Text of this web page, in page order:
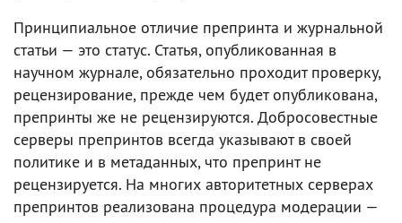
Принципиальное отличие препринта и журнальной
статьи — это статус. Статья, опубликованная в
научном журнале, обязательно проходит проверку,
рецензирование, прежде чем будет опубликована,
препринты же не рецензируются. Добросовестные
серверы препринтов всегда указывают в своей
политике и в метаданных, что препринт не
рецензируется. На многих авторитетных серверах
препринтов реализована процедура модерации —